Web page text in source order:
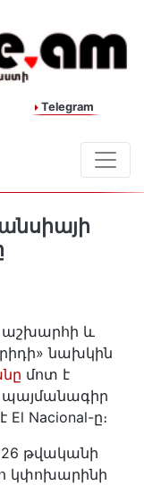
Telegram
աշխարհի և
նախկին
մոտ է
El Nacional-ը։
թվականի
կփոխարինի